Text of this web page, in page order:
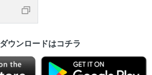
ウンロードはコチラ